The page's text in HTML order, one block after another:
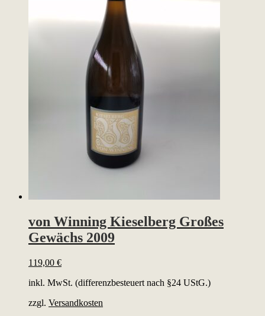
von Winning Kieselberg Großes
Gewächs 2009
119,00 €
inkl. MwSt. (differenzbesteuert nach §24 UStG.)
zzgl. Versandkosten